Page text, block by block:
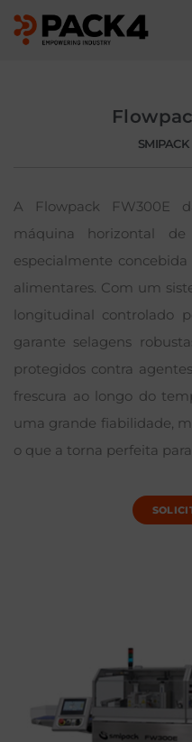
SMIPACK
A Flowpack FW300E
máquina horizontal
especialmente
alimentares. Com um
longitudinal controlado
garante selagens
protegidos contra
frescura ao longo do
uma grande fiabilidade,
o que a torna perfeita